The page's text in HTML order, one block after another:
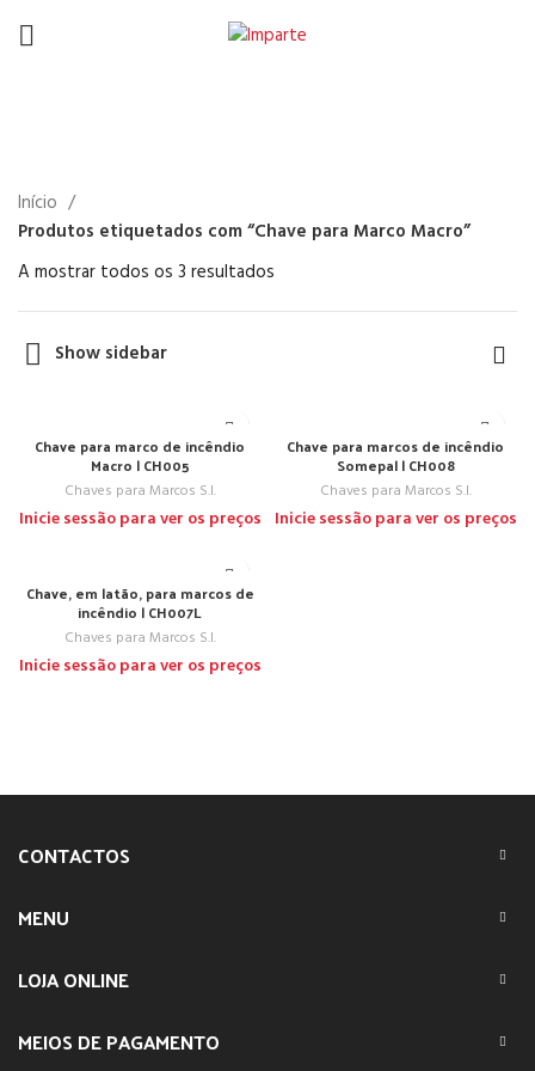
Início
Produtos etiquetados com “Chave para Marco Macro”
A mostrar todos os 3 resultados
Show sidebar
Chave para marco de incêndio
Macro | CH005
Chaves para Marcos S.I.
Inicie sessão para ver os preços
Chave para marcos de incêndio
Somepal | CH008
Chaves para Marcos S.I.
Inicie sessão para ver os preços
Chave, em latão, para marcos de
incêndio | CH007L
Chaves para Marcos S.I.
Inicie sessão para ver os preços
CONTACTOS
MENU
LOJA ONLINE
MEIOS DE PAGAMENTO